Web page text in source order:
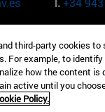
165 W
EE.UU
T.+1 646
third-party cookies
For example, to
how the content
active until you
Policy.